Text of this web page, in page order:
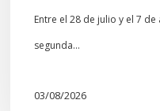
Entre el 28 de julio y el 7
segunda…
03/08/2026